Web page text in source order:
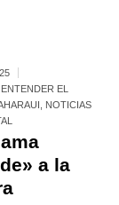
ENTENDER EL
NOTICIAS
a la